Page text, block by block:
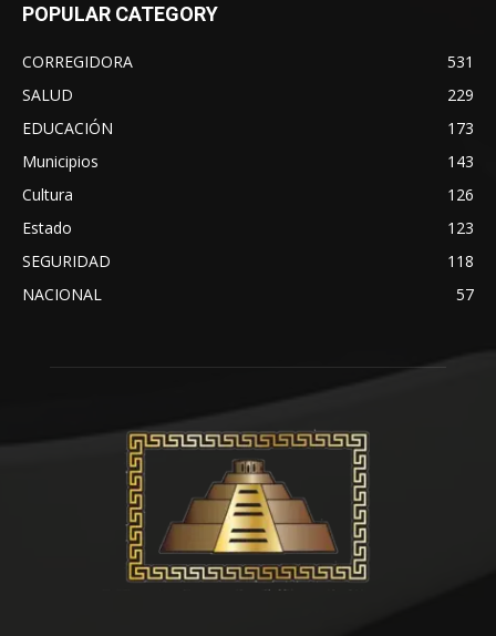
POPULAR CATEGORY
CORREGIDORA
531
SALUD
229
EDUCACIÓN
173
Municipios
143
Cultura
126
Estado
123
SEGURIDAD
118
NACIONAL
57